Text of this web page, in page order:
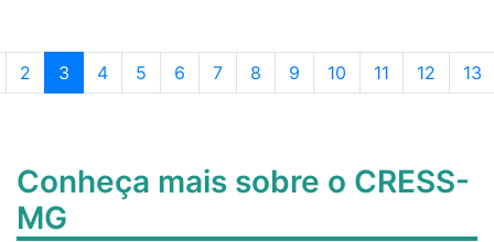
Page navigation
Página
2 Página atual
3 Página
4 Página
5 Página
6 Página
7 Página
8 Página
9 Página
10 Página
11 Página
12 13
Conheça mais sobre o CRESS-
MG